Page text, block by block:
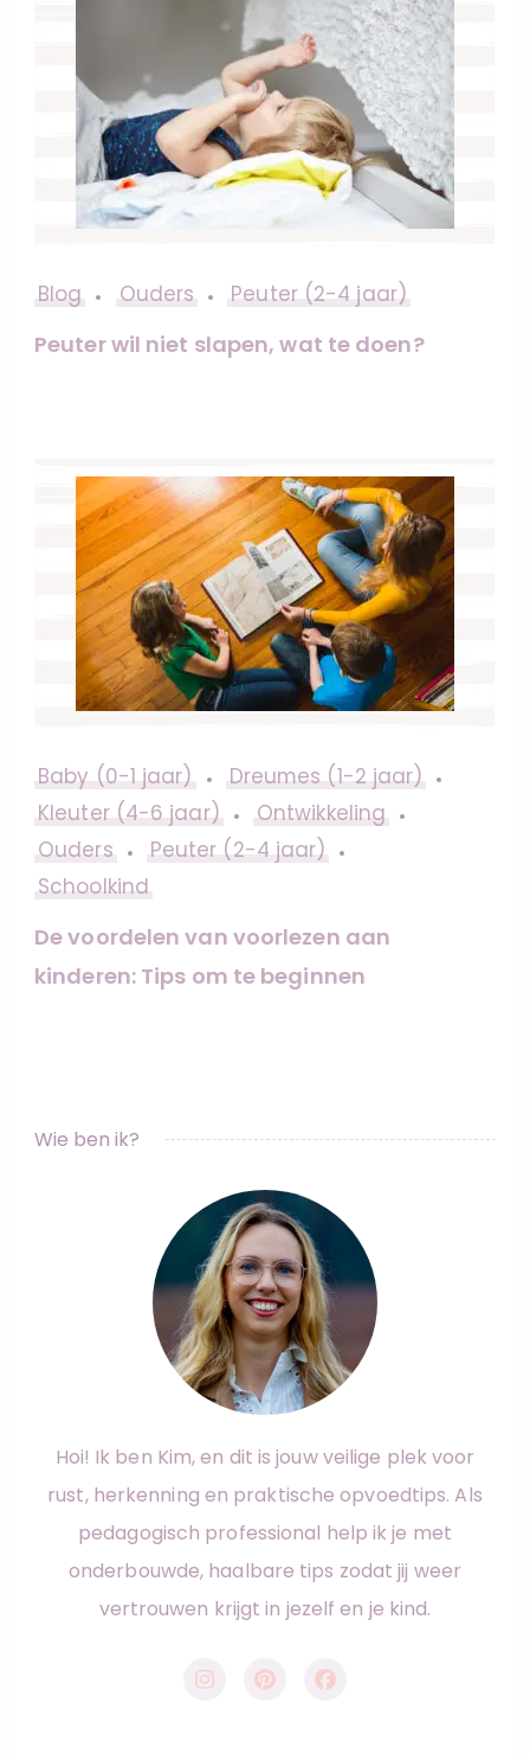
Blog Ouders Peuter (2-4 jaar)
Peuter wil niet slapen, wat te doen?
Baby (0-1 jaar)
Dreumes (1-2 jaar)
Kleuter (4-6 jaar)
Ontwikkeling
Ouders
Peuter (2-4 jaar)
Schoolkind
De voordelen van voorlezen aan
kinderen: Tips om te beginnen
Wie ben ik?
Hoi! Ik ben Kim, en dit is jouw veilige plek voor
rust, herkenning en praktische opvoedtips. Als
pedagogisch professional help ik je met
onderbouwde, haalbare tips zodat jij weer
vertrouwen krijgt in jezelf en je kind.